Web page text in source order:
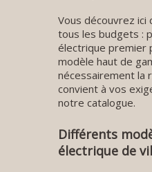
Vous découvrez
tous les budgets :
électrique premier
modèle haut de
nécessairement la
convient à vos
notre catalogue.
Différents
électrique de